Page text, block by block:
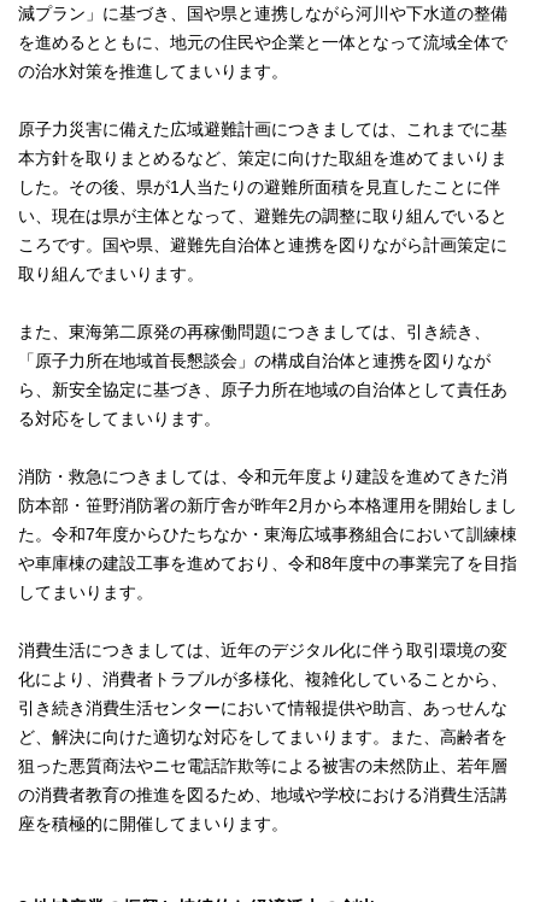
減プラン」に基づき、国や県と連携しながら河川や下水道の整備
を進めるとともに、地元の住民や企業と一体となって流域全体で
の治水対策を推進してまいります。
原子力災害に備えた広域避難計画につきましては、これまでに基
本方針を取りまとめるなど、策定に向けた取組を進めてまいりま
した。その後、県が1人当たりの避難所面積を見直したことに伴
い、現在は県が主体となって、避難先の調整に取り組んでいると
ころです。国や県、避難先自治体と連携を図りながら計画策定に
取り組んでまいります。
また、東海第二原発の再稼働問題につきましては、引き続き、
「原子力所在地域首長懇談会」の構成自治体と連携を図りなが
ら、新安全協定に基づき、原子力所在地域の自治体として責任あ
る対応をしてまいります。
消防・救急につきましては、令和元年度より建設を進めてきた消
防本部・笹野消防署の新庁舎が昨年2月から本格運用を開始しまし
た。令和7年度からひたちなか・東海広域事務組合において訓練棟
や車庫棟の建設工事を進めており、令和8年度中の事業完了を目指
してまいります。
消費生活につきましては、近年のデジタル化に伴う取引環境の変
化により、消費者トラブルが多様化、複雑化していることから、
引き続き消費生活センターにおいて情報提供や助言、あっせんな
ど、解決に向けた適切な対応をしてまいります。また、高齢者を
狙った悪質商法やニセ電話詐欺等による被害の未然防止、若年層
の消費者教育の推進を図るため、地域や学校における消費生活講
座を積極的に開催してまいります。